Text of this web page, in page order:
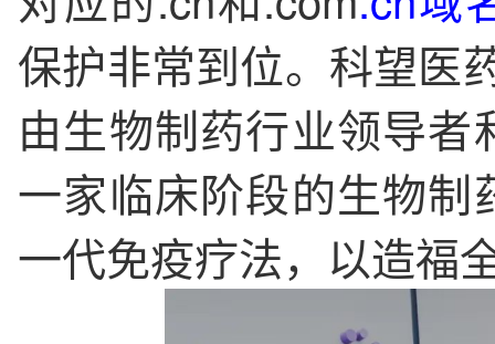
保护非常到位。科望医
由生物制药行业领导
一家临床阶段的生物
一代免疫疗法，以造福